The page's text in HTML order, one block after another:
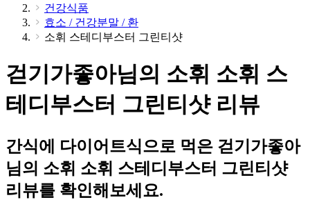
건강식품
효소 / 건강분말 / 환
소휘 스테디부스터 그린티샷
걷기가좋아님의 소휘 소휘 스
테디부스터 그린티샷 리뷰
간식에 다이어트식으로 먹은 걷기가좋아
님의 소휘 소휘 스테디부스터 그린티샷
리뷰를 확인해보세요.